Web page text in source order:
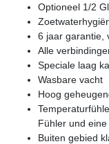
Optioneel 1/2
6 jaar garantie,
Alle
Speciale laag
Wasbare vacht
Hoog
Fühler und
Buiten gebied